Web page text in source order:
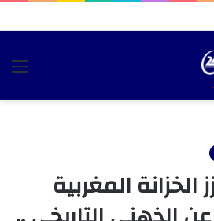
الخزانة المغربية